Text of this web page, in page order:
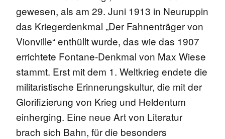
gewesen, als am 29. Juni 1913 in Neuruppin
das Kriegerdenkmal „Der Fahnenträger von
Vionville“ enthüllt wurde, das wie das 1907
errichtete Fontane-Denkmal von Max Wiese
stammt. Erst mit dem 1. Weltkrieg endete die
militaristische Erinnerungskultur, die mit der
Glorifizierung von Krieg und Heldentum
einherging. Eine neue Art von Literatur
brach sich Bahn, für die besonders